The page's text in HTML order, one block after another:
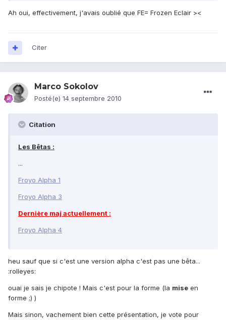
Ah oui, effectivement, j'avais oublié que FE= Frozen Eclair ><
Citer
Marco Sokolov
Posté(e) 14 septembre 2010
Citation
Les Bêtas :
...
Froyo Alpha 1
Froyo Alpha 3
Dernière maj actuellement :
Froyo Alpha 4
heu sauf que si c'est une version alpha c'est pas une bêta...
:rolleyes:
ouai je sais je chipote ! Mais c'est pour la forme (la mise en
forme ;) )
Mais sinon, vachement bien cette présentation, je vote pour